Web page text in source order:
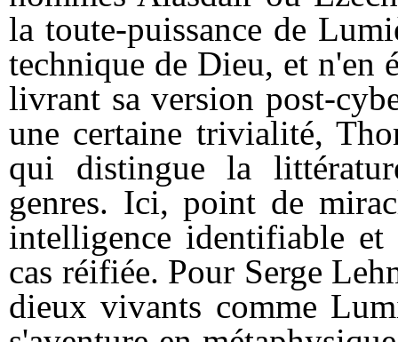
la toute-puissance de
technique de Dieu, et n'en
livrant sa version post-
une certaine trivialité,
qui distingue la
genres. Ici, point de
intelligence identifiable
cas réifiée. Pour Serge
dieux vivants comme